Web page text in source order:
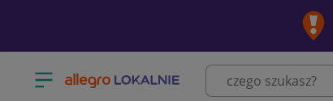
Otwórz menu z kategoriami